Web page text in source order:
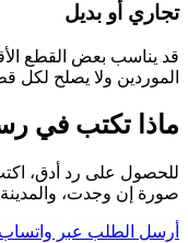
تجاري أو بديل
قد يناسب بعض القطع
الموردين ولا يصلح لكل
ماذا تكتب في
للحصول على رد أدق،
صورة إن وجدت، والمدينة
أرسل الطلب عبر واتساب